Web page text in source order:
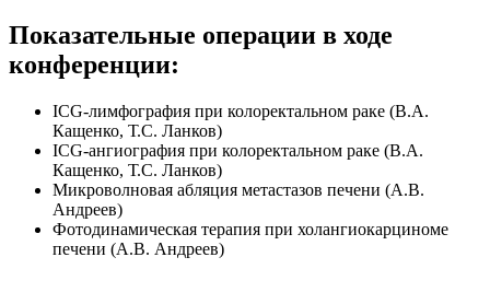
Показательные операции в ходе
конференции:
ICG-лимфография при колоректальном раке (В.А.
Кащенко, Т.С. Ланков)
ICG-ангиография при колоректальном раке (В.А.
Кащенко, Т.С. Ланков)
Микроволновая абляция метастазов печени (А.В.
Андреев)
Фотодинамическая терапия при холангиокарциноме
печени (А.В. Андреев)